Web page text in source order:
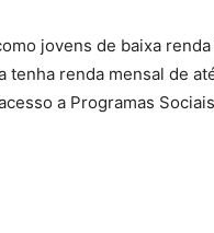
jovens de baixa
tenha renda mensal de
a Programas